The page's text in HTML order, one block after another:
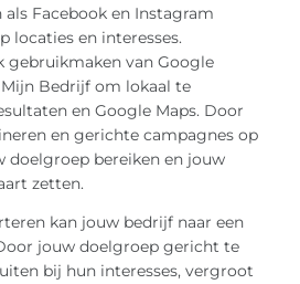
Facebook en Instagram
locaties en interesses.
gebruikmaken van Google
Bedrijf om lokaal te
en Google Maps. Door
en gerichte campagnes op
doelgroep bereiken en jouw
zetten.
kan jouw bedrijf naar een
jouw doelgroep gericht te
bij hun interesses, vergroot